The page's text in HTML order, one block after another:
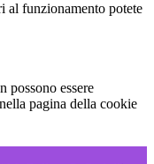
al funzionamento potete
possono essere
pagina della cookie